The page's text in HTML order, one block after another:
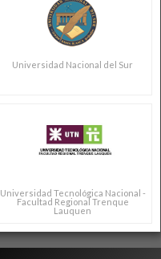
Universidad Nacional del Sur
Universidad Tecnológica Nacional -
Facultad Regional Trenque
Lauquen